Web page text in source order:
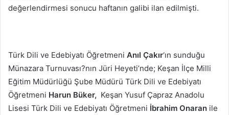
değerlendirmesi sonucu haftanın galibi ilan edilmişti.
Türk Dili ve Edebiyatı Öğretmeni Anıl Çakır‘ın sunduğu
Münazara Turnuvası?nın Jüri Heyeti’nde; Keşan İlçe Milli
Eğitim Müdürlüğü Şube Müdürü Türk Dili ve Edebiyatı
Öğretmeni Harun Büker, Keşan Yusuf Çapraz Anadolu
Lisesi Türk Dili ve Edebiyatı Öğretmeni İbrahim Onaran ile